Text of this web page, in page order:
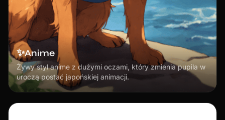
✨Anime
Żywy styl anime z dużymi oczami, który zmienia pupila w
uroczą postać japońskiej animacji.